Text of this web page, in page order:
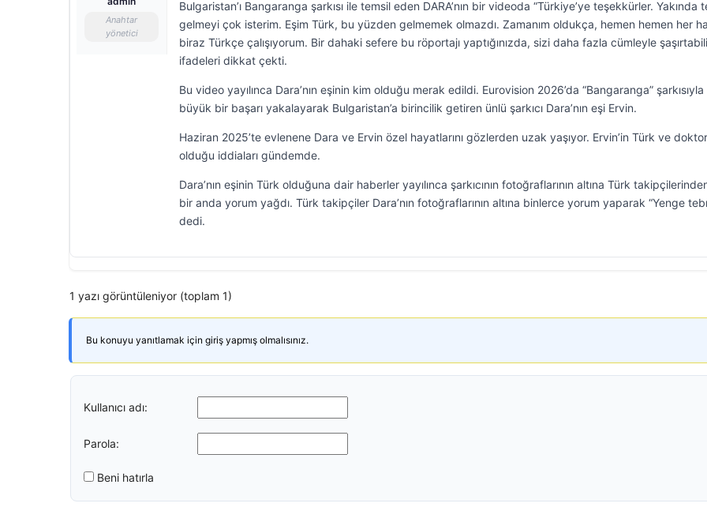
Anahtar
yönetici
Bulgaristan’ı Bangaranga şarkısı ile temsil eden DARA’nın bir videoda “Türkiye’ye teşekkürler. Yakında
gelmeyi çok isterim. Eşim Türk, bu yüzden gelmemek olmazdı. Zamanım oldukça, hemen hemen her
biraz Türkçe çalışıyorum. Bir dahaki sefere bu röportajı yaptığınızda, sizi daha fazla cümleyle
ifadeleri dikkat çekti.
Bu video yayılınca Dara’nın eşinin kim olduğu merak edildi. Eurovision 2026’da “Bangaranga” şarkısıyla
büyük bir başarı yakalayarak Bulgaristan’a birincilik getiren ünlü şarkıcı Dara’nın eşi Ervin.
Haziran 2025’te evlenene Dara ve Ervin özel hayatlarını gözlerden uzak yaşıyor. Ervin’in Türk ve doktor
olduğu iddiaları gündemde.
Dara’nın eşinin Türk olduğuna dair haberler yayılınca şarkıcının fotoğraflarının altına Türk
bir anda yorum yağdı. Türk takipçiler Dara’nın fotoğraflarının altına binlerce yorum yaparak “Yenge
dedi.
1 yazı görüntüleniyor (toplam 1)
Bu konuyu yanıtlamak için giriş yapmış olmalısınız.
Kullanıcı adı:
Parola:
Beni hatırla